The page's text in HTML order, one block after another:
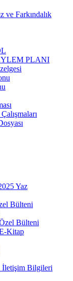
ve Farkındalık
PLANI
Yaz
Bülteni
Bülteni
Kitap
İletişim Bilgileri